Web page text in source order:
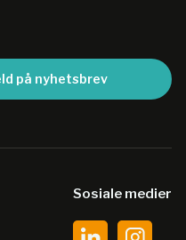
på nyhetsbrev
Sosiale medier